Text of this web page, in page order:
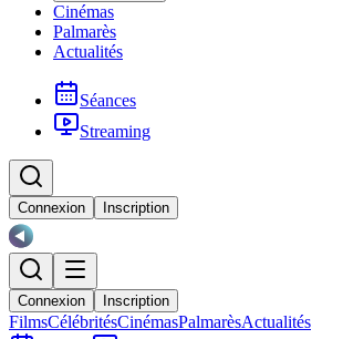
Cinémas
Palmarès
Actualités
Séances
Streaming
Connexion Inscription
Connexion Inscription
FilmsCélébritésCinémasPalmarèsActualités